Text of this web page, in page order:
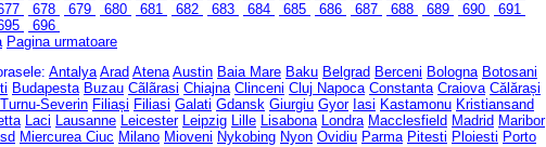
678 679 680 681 682 683 684 685 686 687 688 689 690
691
696
Pagina urmatoare
Antalya Arad Atena Austin Baia Mare Baku Belgrad Berceni Bologna Botosani
Budapesta Buzau Cãlãrasi Chiajna Clinceni Cluj Napoca Constanta Craiova Călărași
Severin Filiași Filiasi Galati Gdansk Giurgiu Gyor Iasi Kastamonu Kristiansand
Laci Lausanne Leicester Leipzig Lille Lisabona Londra Macclesfield Madrid Maribor
Miercurea Ciuc Milano Mioveni Nykobing Nyon Ovidiu Parma Pitesti Ploiesti Porto